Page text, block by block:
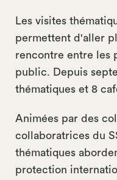
Les visites
permettent d'aller
rencontre entre les
public. Depuis
thématiques et 8
Animées par des
collaboratrices du
thématiques
protection